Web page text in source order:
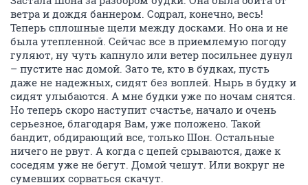
ветра и дождя баннером. Содрал, конечно, весь!
Теперь сплошные щели между досками. Но она и не
была утепленной. Сейчас все в приемлемую погоду
гуляют, ну чуть капнуло или ветер посильнее дунул
– пустите нас домой. Зато те, кто в будках, пусть
даже не надежных, сидят без воплей. Нырь в будку и
сидят улыбаются. А мне будки уже по ночам снятся.
Но теперь скоро наступит счастье, начало и очень
серьезное, благодаря Вам, уже положено. Такой
бандит, обдирающий все, только Шон. Остальные
ничего не рвут. А когда с цепей срываются, даже к
соседям уже не бегут. Домой чешут. Или вокруг не
сумевших сорваться скачут.